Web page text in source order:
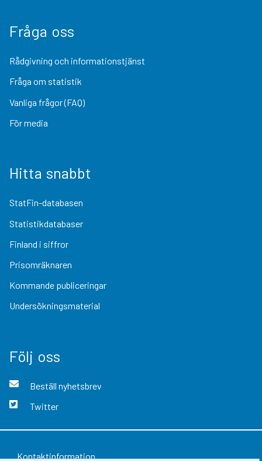
Fråga oss
Rådgivning och informationstjänst
Fråga om statistik
Vanliga frågor (FAQ)
För media
Hitta snabbt
StatFin-databasen
Statistikdatabaser
Finland i siffror
Prisomräknaren
Kommande publiceringar
Undersökningsmaterial
Följ oss
Beställ nyhetsbrev
Twitter
Kontaktinformation